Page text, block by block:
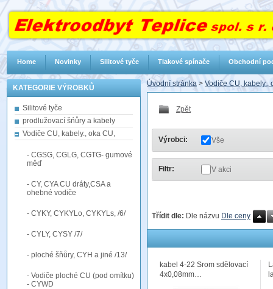
KATEGORIE VÝROBKŮ
Silitové tyče
prodlužovací šńůry a kabely
Vodiče CU, kabely., oka CU,
- CGSG, CGLG, CGTG- gumové
měď
- CY, CYA CU dráty,CSA a
ohebné vodiče
- CYKY, CYKYLo, CYKYLs, /6/
- CYLY, CYSY /7/
- ploché šňůry, CYH a jiné /13/
- Vodiče ploché CU (pod omítku)
- CYWD
Úvodní stránka > Vodiče CU, kabely.,
Zpět
Výrobci: Vše
Filtr: V akci
Třídit dle: Dle názvu Dle ceny
kabel 4-22 Srom sdělovací
4x0,08mm…
Home Novinky Silitové tyče Tlakové spínače Obchodní